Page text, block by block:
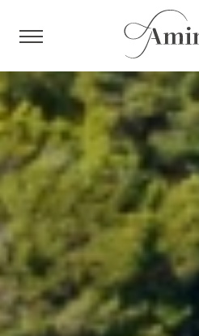
HR
Hotel e resort
Campeggi
Offerte speciali
Destinazioni
Tipi di vacanza